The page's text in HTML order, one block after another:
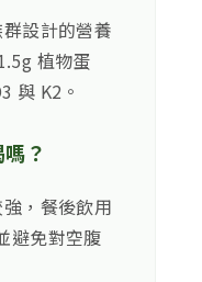
設計的營養
植物蛋
與 K2。
？
，餐後飲用
避免對空腹